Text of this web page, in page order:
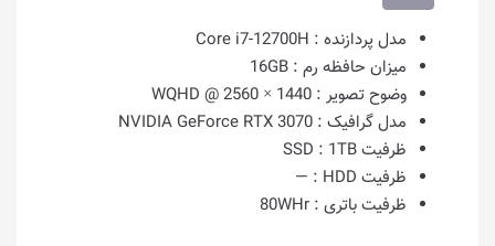
مدل پردازنده : Core i7-12700H
میزان حافظه رم : 16GB
وضوح تصویر : 1440 × 2560 @ WQHD
مدل گرافیک : NVIDIA GeForce RTX 3070
ظرفیت SSD :1TB
ظرفیت HDD :
—
ظرفیت باتری : 80WHr